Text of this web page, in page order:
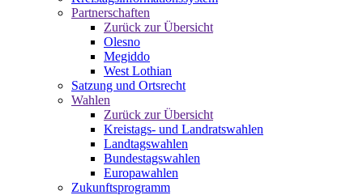
Partnerschaften
Zurück zur Übersicht
Olesno
Megiddo
West Lothian
Satzung und Ortsrecht
Wahlen
Zurück zur Übersicht
Kreistags- und Landratswahlen
Landtagswahlen
Bundestagswahlen
Europawahlen
Zukunftsprogramm